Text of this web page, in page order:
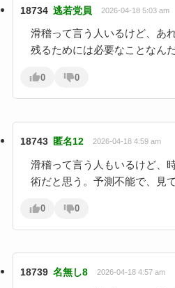
18734 逃若党員 2026-04-18 5:03 am
滑稽って言う人いるけど、あ
残るためには必要なことなん
0 0
18743 匿名12 2026-04-18 4:59 am
滑稽って言う人もいるけど、
術だと思う。予測不能で、見
0 0
18739 名無し8 2026-04-18 4:57 am